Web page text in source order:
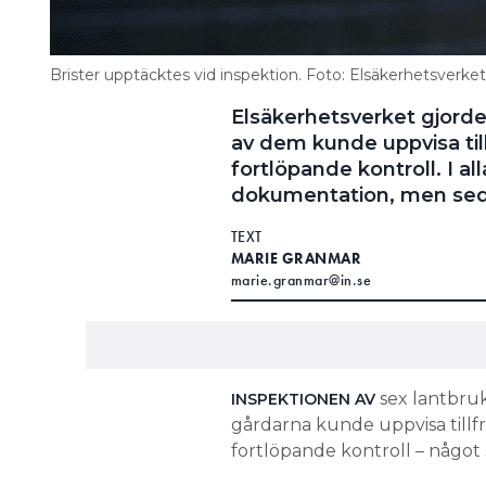
Brister upptäcktes vid inspektion. Foto: Elsäkerhetsverket
Elsäkerhetsverket
av dem kunde uppvisa
fortlöpande kontroll. I
dokumentation, men
TEXT
MARIE GRANMAR
marie.granmar@in.se
INSPEKTIONEN AVsex lantbruk
gårdarna kunde uppvisa
fortlöpande kontroll – något